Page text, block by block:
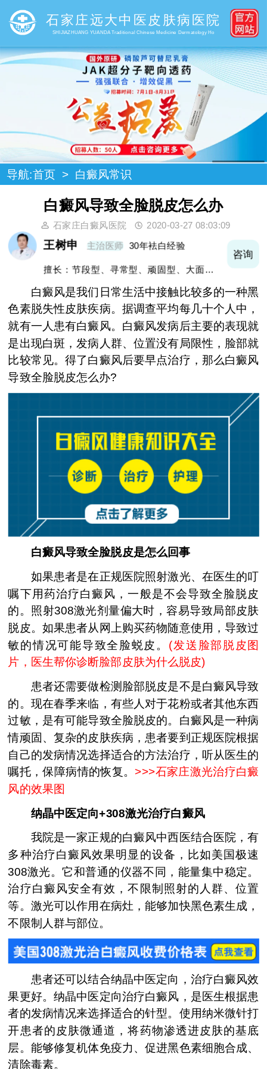
石家庄远大中医皮肤病医院
SHIJIAZHUANG YUANDA Traditional Chinese Medicine Dermatology Ho
导航:首页 > 白癜风常识
白癜风导致全脸脱皮怎么办
石家庄白癜风医院 2020-03-27 08:03:09
王树申 主治医师 30年袪白经验
擅长：节段型、寻常型、顽固型、大面积白
咨询
白癜风是我们日常生活中接触比较多的一种黑
色素脱失性皮肤疾病。据调查平均每几十个人中，
就有一人患有白癜风。白癜风发病后主要的表现就
是出现白斑，发病人群、位置没有局限性，脸部就
比较常见。得了白癜风后要早点治疗，那么白癜风
导致全脸脱皮怎么办?
白癜风导致全脸脱皮是怎么回事
如果患者是在正规医院照射激光、在医生的叮
嘱下用药治疗白癜风，一般是不会导致全脸脱皮
的。照射308激光剂量偏大时，容易导致局部皮肤
脱皮。如果患者从网上购买药物随意使用，导致过
敏的情况可能导致全脸蜕皮。 (发送脸部脱皮图
片，医生帮你诊断脸部皮肤为什么脱皮)
患者还需要做检测脸部脱皮是不是白癜风导致
的。现在春季来临，有些人对于花粉或者其他东西
过敏，是有可能导致全脸脱皮的。白癜风是一种病
情顽固、复杂的皮肤疾病，患者要到正规医院根据
自己的发病情况选择适合的方法治疗，听从医生的
嘱托，保障病情的恢复。 >>>石家庄激光治疗白癜
风的效果图
纳晶中医定向+308激光治疗白癜风
我院是一家正规的白癜风中西医结合医院，有
多种治疗白癜风效果明显的设备，比如美国极速
308激光。它和普通的仪器不同，能量集中稳定。
治疗白癜风安全有效，不限制照射的人群、位置
等。激光可以作用在病灶，能够加快黑色素生成，
不限制人群与部位。
患者还可以结合纳晶中医定向，治疗白癜风效
果更好。纳晶中医定向治疗白癜风，是医生根据患
者的发病情况来选择适合的针型。使用纳米微针打
开患者的皮肤微通道，将药物渗透进皮肤的基底
层。能够修复机体免疫力、促进黑色素细胞合成、
清除毒素。